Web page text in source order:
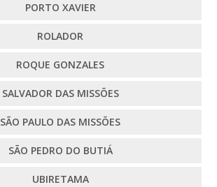
PORTO XAVIER
ROLADOR
ROQUE GONZALES
SALVADOR DAS MISSÕES
SÃO PAULO DAS MISSÕES
SÃO PEDRO DO BUTIÁ
UBIRETAMA